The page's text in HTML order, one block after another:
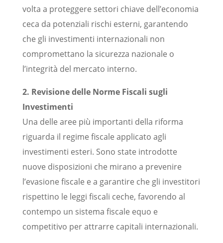
volta a proteggere settori chiave dell’economia
ceca da potenziali rischi esterni, garantendo
che gli investimenti internazionali non
compromettano la sicurezza nazionale o
l’integrità del mercato interno.
2. Revisione delle Norme Fiscali sugli
Investimenti
Una delle aree più importanti della riforma
riguarda il regime fiscale applicato agli
investimenti esteri. Sono state introdotte
nuove disposizioni che mirano a prevenire
l’evasione fiscale e a garantire che gli investitori
rispettino le leggi fiscali ceche, favorendo al
contempo un sistema fiscale equo e
competitivo per attrarre capitali internazionali.